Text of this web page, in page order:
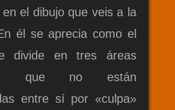
el dibujo que veis a la
él se aprecia como el
divide en tres áreas
que no están
entre sí por «culpa»